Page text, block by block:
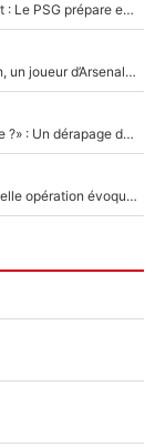
Malo Gusto, pistes secrètes, Barcola vers un transfert : Le PSG prépare encore des surprises sur le mercato
Humilié par un dribble de Lionel Messi en plein match, un joueur d’Arsenal a changé de coiffure pour passer incognito !
«LeBron James, as-tu déjà eu envie d’être une femme ?» : Un dérapage de Donald Trump sur la superstar de la NBA refait surface
«C'est une option qui est très intéressante» : La nouvelle opération évoquée au PSG est déjà validée dans l’After Foot